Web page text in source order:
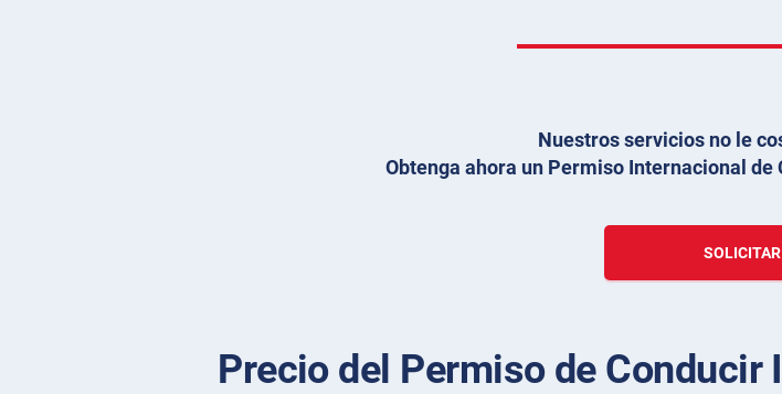
Nuestros servicios no le
Obtenga ahora un Permiso Internacional
SOLICITAR
Precio del Permiso de Conducir